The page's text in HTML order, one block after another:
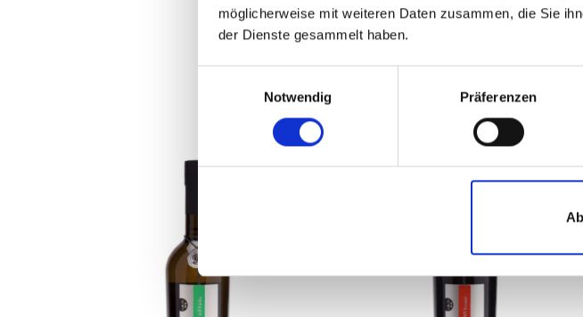
möglicherweise mit weiteren Daten zusammen, die Sie
der Dienste gesammelt haben.
i
i
g
u
n
g
Notwendig Präferenzen